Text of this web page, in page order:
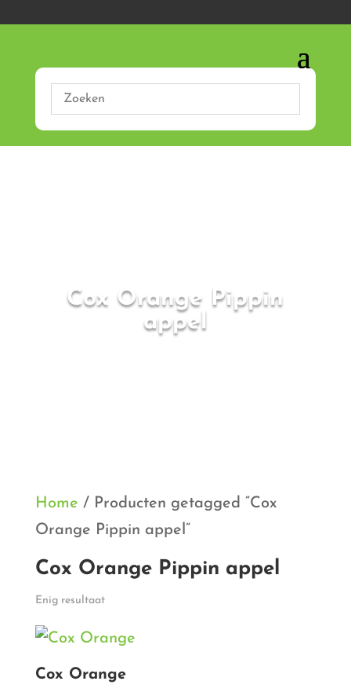
Cox Orange Pippin
appel
Home / Producten getagged “Cox
Orange Pippin appel”
Cox Orange Pippin appel
Enig resultaat
Cox Orange